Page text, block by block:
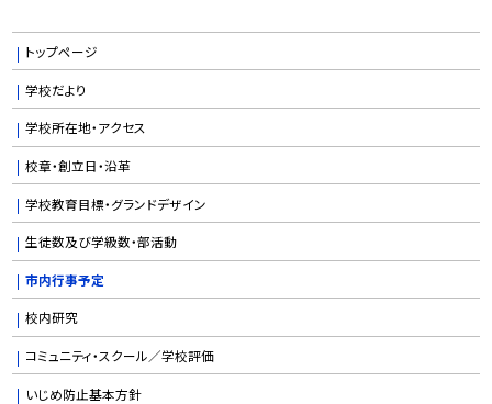
トップページ
学校だより
学校所在地・アクセス
校章・創立日・沿革
学校教育目標・グランドデザイン
生徒数及び学級数・部活動
市内行事予定
校内研究
コミュニティ・スクール／学校評価
いじめ防止基本方針